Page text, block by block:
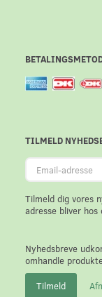
TILMELD
Email-
adresse
Tilmeld dig vores
adresse bliver hos
Nyhedsbreve
omhandle
Tilmeld